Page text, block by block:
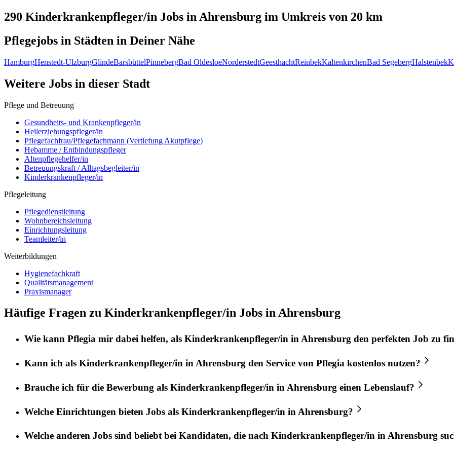
290 Kinderkrankenpfleger/in Jobs in Ahrensburg im Umkreis von 20 km
Pflegejobs in Städten in Deiner Nähe
HamburgHenstedt-UlzburgGlindeBarsbüttelPinnebergBad OldesloeNorderstedtGeesthachtReinbekKaltenkirchenBad SegebergHalstenbek
Weitere Jobs in dieser Stadt
Pflege und Betreuung
Gesundheits- und Krankenpfleger/in
Heilerziehungspfleger/in
Pflegefachfrau/Pflegefachmann (Vertiefung Akutpflege)
Hebamme / Entbindungspfleger
Altenpflegehelfer/in
Betreuungskraft / Alltagsbegleiter/in
Kinderkrankenpfleger/in
Pflegeleitung
Pflegedienstleitung
Wohnbereichsleitung
Einrichtungsleitung
Teamleiter/in
Weiterbildungen
Hygienefachkraft
Qualitätsmanagement
Praxismanager
Häufige Fragen zu Kinderkrankenpfleger/in Jobs in Ahrensburg
Wie kann Pflegia mir dabei helfen, als Kinderkrankenpfleger/in inAhrensburg den perfekten Job zu
Kann ich als Kinderkrankenpfleger/in in Ahrensburg den Service von Pflegia kostenlos nutzen?
Brauche ich für die Bewerbung als Kinderkrankenpfleger/in in Ahrensburg einen Lebenslauf?
Welche Einrichtungen bieten Jobs als Kinderkrankenpfleger/in in Ahrensburg?
Welche anderen Jobs sind beliebt bei Kandidaten, die nach Kinderkrankenpfleger/in inAhrensburg